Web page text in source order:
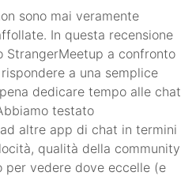
sono mai veramente
In questa recensione
StrangerMeetup a confronto
a una semplice
dedicare tempo alle chat
testato
altre app di chat in termini
qualità della community
vedere dove eccelle (e